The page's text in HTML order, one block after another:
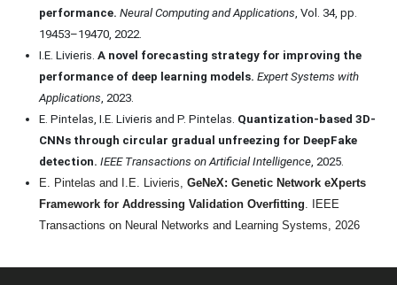
performance. Neural Computing and Applications, Vol. 34, pp.
19453–19470, 2022.
I.E. Livieris. A novel forecasting strategy for improving the
performance of deep learning models. Expert Systems with
Applications, 2023.
E. Pintelas, I.E. Livieris and P. Pintelas. Quantization-based 3D-
CNNs through circular gradual unfreezing for DeepFake
detection. IEEE Transactions on Artificial Intelligence, 2025.
E. Pintelas and I.E. Livieris, GeNeX: Genetic Network eXperts
Framework for Addressing Validation Overfitting. IEEE
Transactions on Neural Networks and Learning Systems, 2026